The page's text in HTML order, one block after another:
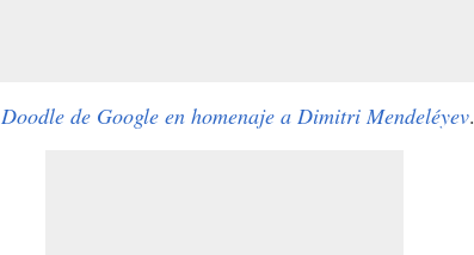
Doodle de Google en homenaje a Dimitri Mendeléyev.